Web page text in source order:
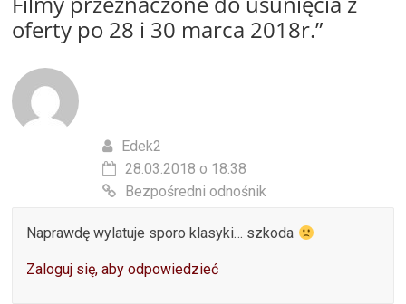
oferty po 28 i 30 marca 2018r.”
Edek2
28.03.2018 o 18:38
Bezpośredni odnośnik
Naprawdę wylatuje sporo klasyki… szkoda
Zaloguj się, aby odpowiedzieć